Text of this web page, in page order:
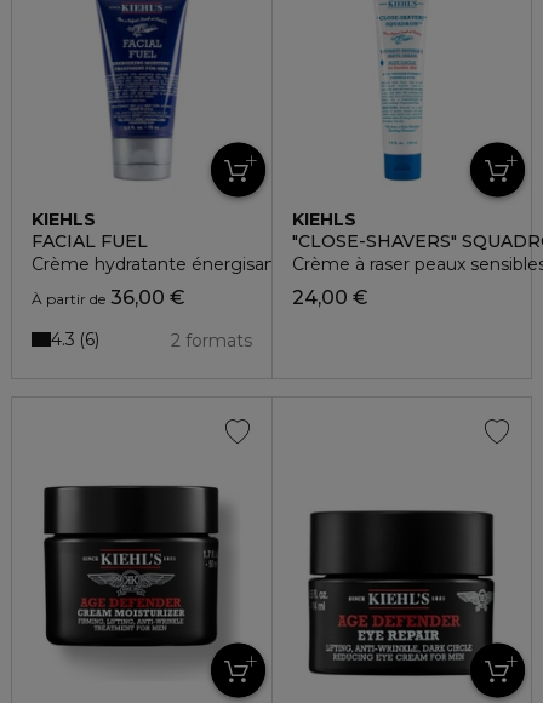
KIEHLS
FACIAL FUEL
Crème hydratante énergisante pour homme
À partir de 36,00 €
2 formats
4.3 6
KIEHLS
"CLOSE-SHAVERS"
Crème à raser peaux
24,00 €